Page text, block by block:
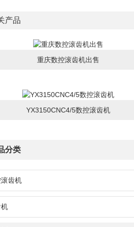
产品
重庆数控滚齿机出售
YX3150CNC4/5数控滚齿机
分类
齿机